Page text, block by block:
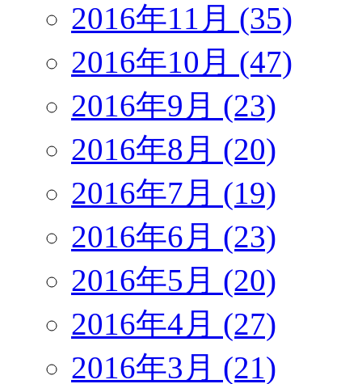
2016年11月 (35)
2016年10月 (47)
2016年9月 (23)
2016年8月 (20)
2016年7月 (19)
2016年6月 (23)
2016年5月 (20)
2016年4月 (27)
2016年3月 (21)